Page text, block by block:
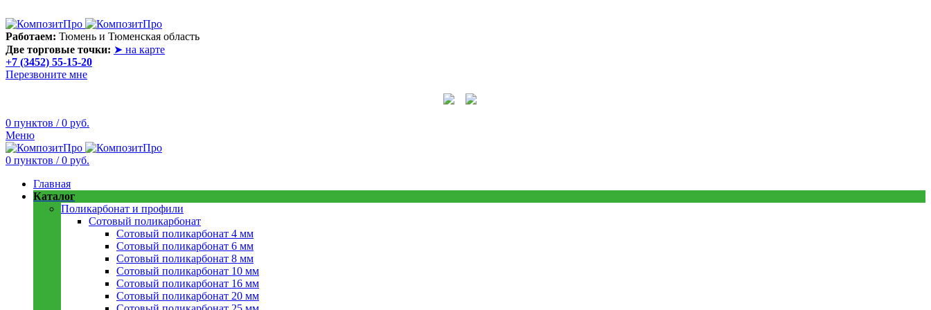
Работаем: Тюмень и Тюменская область
Две торговые точки: ➤ на карте
+7 (3452) 55-15-20
Перезвоните мне
0 пунктов / 0 руб.
Меню
0 пунктов / 0 руб.
Главная
Каталог
Поликарбонат и профили
Сотовый поликарбонат
Сотовый поликарбонат 4 мм
Сотовый поликарбонат 6 мм
Сотовый поликарбонат 8 мм
Сотовый поликарбонат 10 мм
Сотовый поликарбонат 16 мм
Сотовый поликарбонат 20 мм